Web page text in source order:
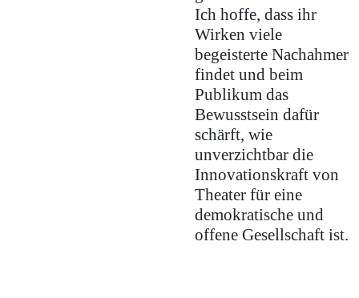
Ich hoffe, dass ihr
Wirken viele
begeisterte Nachahmer
findet und beim
Publikum das
Bewusstsein dafür
schärft, wie
unverzichtbar die
Innovationskraft von
Theater für eine
demokratische und
offene Gesellschaft ist.